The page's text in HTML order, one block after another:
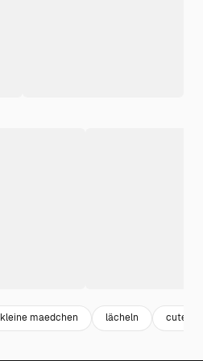
kleine maedchen lächeln cute girl